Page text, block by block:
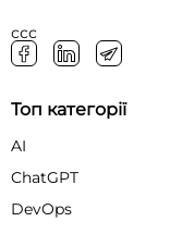
ссс
Топ категорії
AI
ChatGPT
DevOps